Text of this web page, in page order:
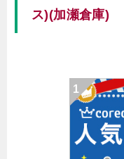
ス)(加瀬倉庫)